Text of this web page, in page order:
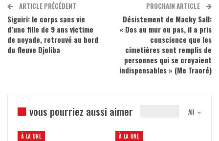
ARTICLE PRÉCÉDENT
Siguiri: le corps sans vie
d’une fille de 9 ans victime
de noyade, retrouvé au bord
du fleuve Djoliba
PROCHAIN ARTICLE
Désistement de Macky Sall:
« Dos au mur ou pas, il a pris
conscience que les
cimetières sont remplis de
personnes qui se croyaient
indispensables » (Me Traoré)
All
vous pourriez aussi aimer
À LA UNE À LA UNE